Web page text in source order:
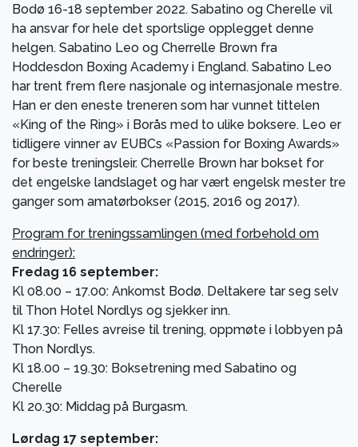
Bodø 16-18 september 2022. Sabatino og Cherelle vil
ha ansvar for hele det sportslige opplegget denne
helgen. Sabatino Leo og Cherrelle Brown fra
Hoddesdon Boxing Academy i England. Sabatino Leo
har trent frem flere nasjonale og internasjonale mestre.
Han er den eneste treneren som har vunnet tittelen
«King of the Ring» i Borås med to ulike boksere. Leo er
tidligere vinner av EUBCs «Passion for Boxing Awards»
for beste treningsleir. Cherrelle Brown har bokset for
det engelske landslaget og har vært engelsk mester tre
ganger som amatørbokser (2015, 2016 og 2017).
Program for treningssamlingen (med forbehold om
endringer):
Fredag 16 september:
Kl 08.00 – 17.00: Ankomst Bodø. Deltakere tar seg selv
til Thon Hotel Nordlys og sjekker inn.
Kl 17.30: Felles avreise til trening, oppmøte i lobbyen på
Thon Nordlys.
Kl 18.00 – 19.30: Boksetrening med Sabatino og
Cherelle
Kl 20.30: Middag på Burgasm.
Lørdag 17 september: